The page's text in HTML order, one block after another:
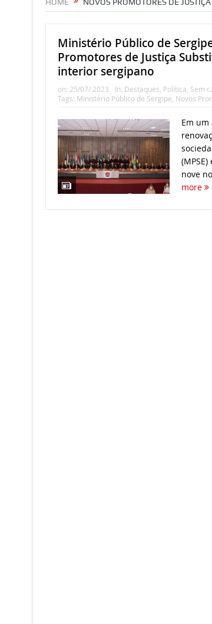
Ministério Público de
Promotores de Justiça
interior sergipano
on: 25/07/ 2023 In: Destaques Política Sem
Tags: Ministério Público de Sergipe Novos
Em
nove
more